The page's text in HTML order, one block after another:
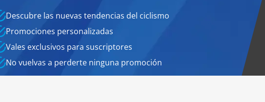
Descubre las nuevas tendencias del ciclismo
Promociones personalizadas
Vales exclusivos para suscriptores
No vuelvas a perderte ninguna promoción